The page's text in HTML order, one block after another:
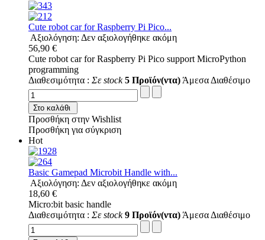
Cute robot car for Raspberry Pi Pico...
Αξιολόγηση: Δεν αξιολογήθηκε ακόμη
56,90 €
Cute robot car for Raspberry Pi Pico support MicroPython
programming
Διαθεσιμότητα : Σε stock 5 Προϊόν(ντα) Άμεσα Διαθέσιμο
Στο καλάθι
Προσθήκη στην Wishlist
Προσθήκη για σύγκριση
Hot
Basic Gamepad Microbit Handle with...
Αξιολόγηση: Δεν αξιολογήθηκε ακόμη
18,60 €
Micro:bit basic handle
Διαθεσιμότητα : Σε stock 9 Προϊόν(ντα) Άμεσα Διαθέσιμο